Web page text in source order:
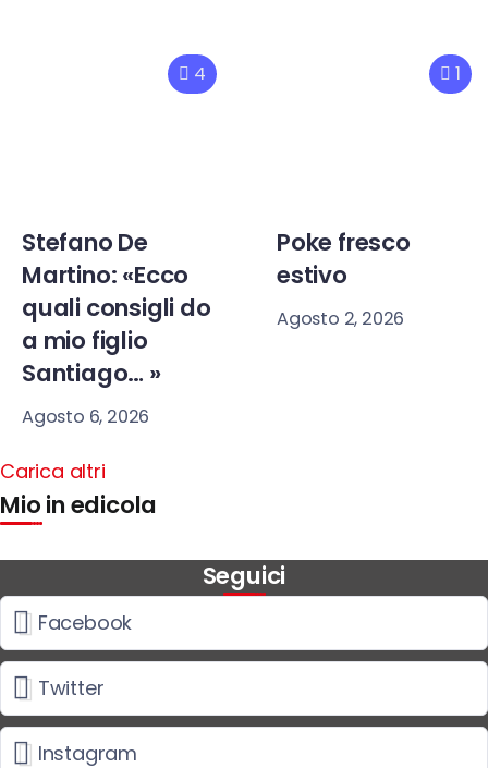
4
Stefano De
Martino: «Ecco
quali consigli do
a mio figlio
Santiago… »
Agosto 6, 2026
1
Poke fresco
estivo
Agosto 2, 2026
Carica altri
Mio in edicola
Seguici
Facebook
Twitter
Instagram